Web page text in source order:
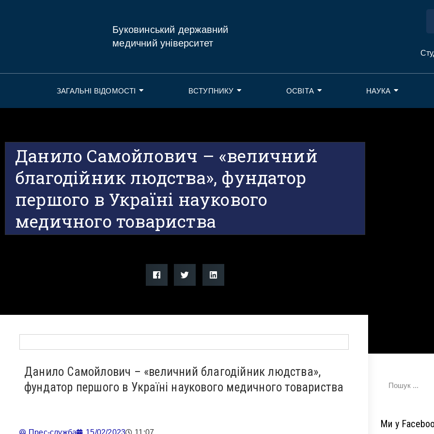
Буковинський державний
медичний університет
ЗАГАЛЬНІ ВІДОМОСТІ ВСТУПНИКУ ОСВІТА НАУКА
Данило Самойлович – «величний
благодійник людства», фундатор
першого в Україні наукового
медичного товариства
Данило Самойлович – «величний благодійник людства»,
фундатор першого в Україні наукового медичного товариства
Прес-служба 15/02/2023 11:07
Ми у